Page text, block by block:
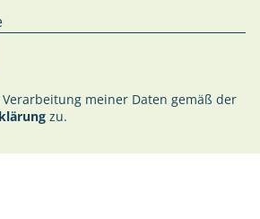
meiner Daten gemäß der
zu.